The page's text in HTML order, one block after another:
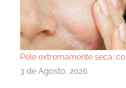
Pele extremamente seca:
3 de Agosto, 2026